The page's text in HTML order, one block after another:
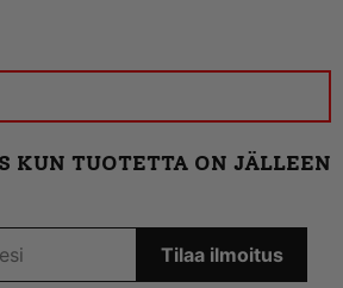
KUN TUOTETTA ON JÄLLEEN